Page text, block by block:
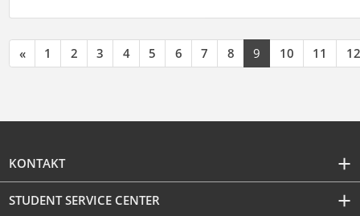
« 1 2 3 4 5 6 7 8 9 10 11 12
KONTAKT
STUDENT SERVICE CENTER